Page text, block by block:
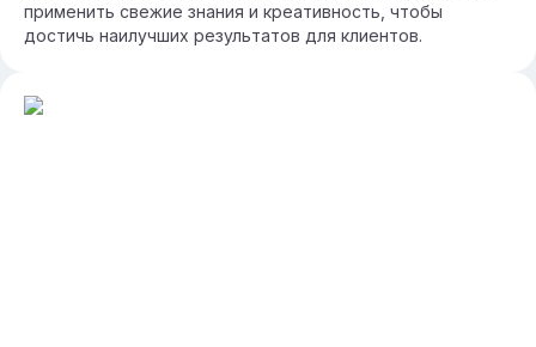
применить свежие знания и креативность, чтобы
достичь наилучших результатов для клиентов.